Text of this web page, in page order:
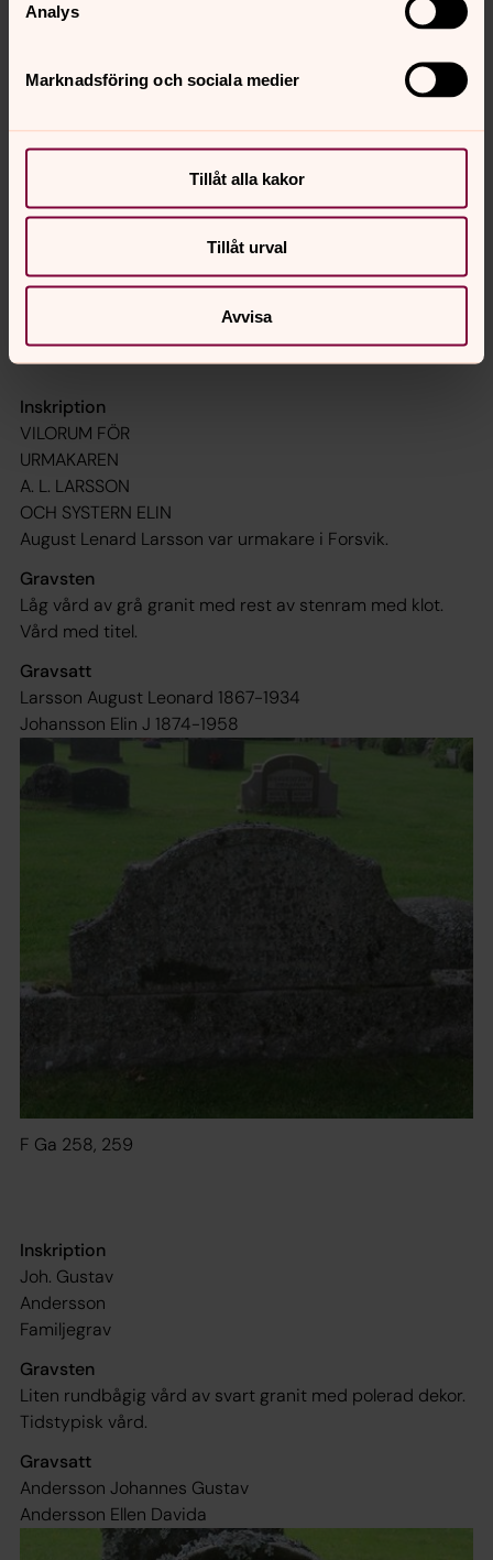
Analys
Marknadsföring och sociala medier
Tillåt alla kakor
Tillåt urval
Avvisa
Inskription
VILORUM FÖR
URMAKAREN
A. L. LARSSON
OCH SYSTERN ELIN
August Lenard Larsson var urmakare i Forsvik.
Gravsten
Låg vård av grå granit med rest av stenram med klot.
Vård med titel.
Gravsatt
Larsson August Leonard 1867-1934
Johansson Elin J 1874-1958
F Ga 258, 259
Inskription
Joh. Gustav
Andersson
Familjegrav
Gravsten
Liten rundbågig vård av svart granit med polerad dekor.
Tidstypisk vård.
Gravsatt
Andersson Johannes Gustav
Andersson Ellen Davida